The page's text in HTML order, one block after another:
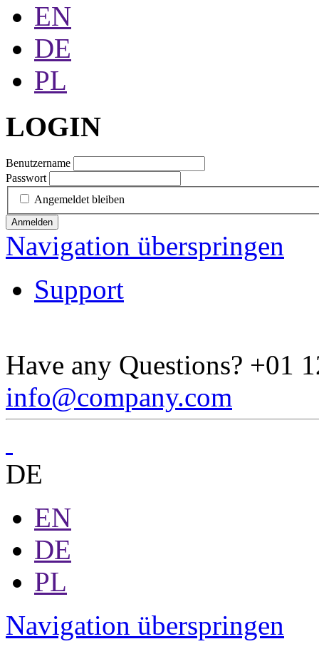
EN
DE
PL
LOGIN
Benutzername
Passwort
Angemeldet bleiben
Anmelden
Navigation überspringen
Support
Have any Questions? +01
info@company.com
DE
EN
DE
PL
Navigation überspringen